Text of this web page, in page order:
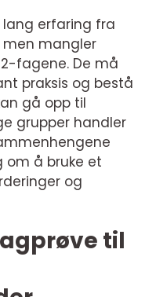
lang erfaring fra
mangler
fagene. De må
praksis og bestå
gå opp til
grupper handler
om å bruke et
og
til